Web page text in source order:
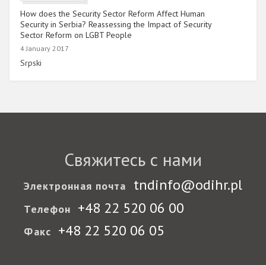
How does the Security Sector Reform Affect Human
Security in Serbia? Reassessing the Impact of Security
Sector Reform on LGBT People
4 January 2017
Link
Srpski
Свяжитесь с нами
Электронная почта tndinfo@odihr.pl
Телефон +48 22 520 06 00
Факс +48 22 520 06 05